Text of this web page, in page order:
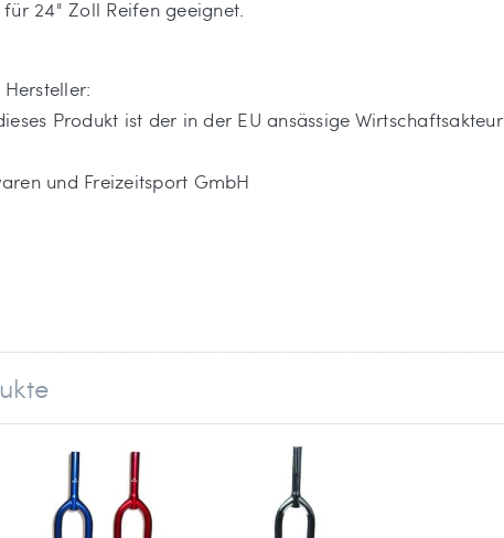
24" Zoll Reifen geeignet.
Produkt ist der in der EU ansässige Wirtschaftsakteur
und Freizeitsport GmbH